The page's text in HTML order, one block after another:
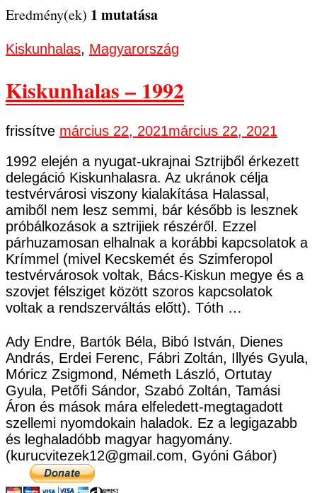
Eredmény(ek) 1 mutatása
Kiskunhalas, Magyarország
Kiskunhalas – 1992
frissítve március 22, 2021március 22, 2021
1992 elején a nyugat-ukrajnai Sztrijből érkezett
delegáció Kiskunhalasra. Az ukránok célja
testvérvárosi viszony kialakítása Halassal,
amiből nem lesz semmi, bár később is lesznek
próbálkozások a sztrijiek részéről. Ezzel
párhuzamosan elhalnak a korábbi kapcsolatok a
Krímmel (mivel Kecskemét és Szimferopol
testvérvárosok voltak, Bács-Kiskun megye és a
szovjet félsziget között szoros kapcsolatok
voltak a rendszerváltás előtt). Tóth …
Ady Endre, Bartók Béla, Bibó István, Dienes
András, Erdei Ferenc, Fábri Zoltán, Illyés Gyula,
Móricz Zsigmond, Németh László, Ortutay
Gyula, Petőfi Sándor, Szabó Zoltán, Tamási
Áron és mások mára elfeledett-megtagadott
szellemi nyomdokain haladok. Ez a legigazabb
és leghaladóbb magyar hagyomány.
(kurucvitezek12@gmail.com, Gyóni Gábor)